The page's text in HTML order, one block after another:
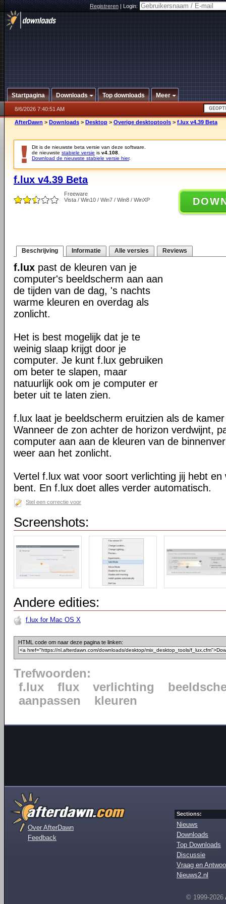
Registreren|Login:
Startpagina Downloads Top downloads Meer
8/6/2026 7:40:51 AM
AfterDawn > Downloads > Desktop > Overige desktoptools > f.lux v4.39 Beta
Dit is de nieuwste beta versie van deze software.
de nieuwste stabiele versie is v4.108
Download de nieuwste stabiele versie hier.
f.lux v4.39 Beta
Freeware
Vista / Win10 / Win7 / Win8 / WinXP
Beschrijving Informatie Alle versies Reviews
f.lux past de kleuren van je
computer's beeldscherm aan aan
de tijden van de dag, 's nachts
warme kleuren en overdag als
zonlicht.
Het is best mogelijk dat je te
weinig slaap krijgt door je
computer. Je kunt f.lux gebruiken
om beter te slapen, maar
natuurlijk ook om je computer er
beter uit te laten zien.
f.lux laat je beeldscherm eruitzien als de
Wanneer de zon achter de horizon verdwijnt,
computer aan aan de kleuren van de
weer aan het zonlicht.
Vertel f.lux wat voor soort verlichting jij hebt en
bent. En f.lux doet alles verder automatisch.
Stel een correctie voor
Screenshots:
Andere edities:
f.lux for Mac OS X
HTML code om naar deze pagina te linken:
Trefwoorden:
f.lux
flux verlichting
aanpassen
kleuren
Over AfterDawn
Feedback
Sections:
Nieuws
Downloads
Top Downloads
Discussie
Vraag en
Nieuws2.nl
© 1999-2026